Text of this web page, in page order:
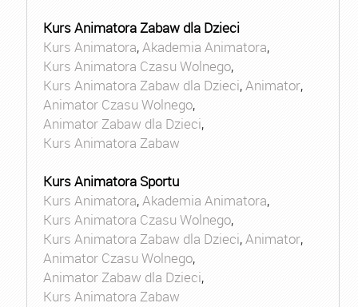
Kurs Animatora Zabaw dla Dzieci
Kurs Animatora,Akademia Animatora,
Kurs Animatora Czasu Wolnego,
Kurs Animatora Zabaw dla Dzieci,Animator,
Animator Czasu Wolnego,
Animator Zabaw dla Dzieci,
Kurs Animatora Zabaw
Kurs Animatora Sportu
Kurs Animatora,Akademia Animatora,
Kurs Animatora Czasu Wolnego,
Kurs Animatora Zabaw dla Dzieci,Animator,
Animator Czasu Wolnego,
Animator Zabaw dla Dzieci,
Kurs Animatora Zabaw